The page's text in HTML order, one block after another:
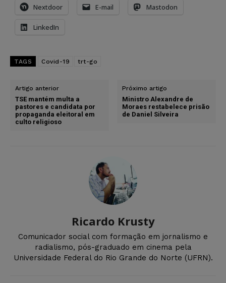
Nextdoor E-mail Mastodon
LinkedIn
TAGS Covid-19 trt-go
Artigo anterior
TSE mantém multa a
pastores e candidata por
propaganda eleitoral em
culto religioso
Próximo artigo
Ministro Alexandre de
Moraes restabelece prisão
de Daniel Silveira
Ricardo Krusty
Comunicador social com formação em jornalismo e
radialismo, pós-graduado em cinema pela
Universidade Federal do Rio Grande do Norte (UFRN).